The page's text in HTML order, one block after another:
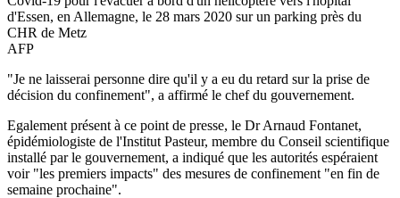
d'Essen, en Allemagne, le 28 mars 2020 sur un parking près du
CHR de Metz
AFP
"Je ne laisserai personne dire qu'il y a eu du retard sur la prise de
décision du confinement", a affirmé le chef du gouvernement.
Egalement présent à ce point de presse, le Dr Arnaud Fontanet,
épidémiologiste de l'Institut Pasteur, membre du Conseil scientifique
installé par le gouvernement, a indiqué que les autorités espéraient
voir "les premiers impacts" des mesures de confinement "en fin de
semaine prochaine".